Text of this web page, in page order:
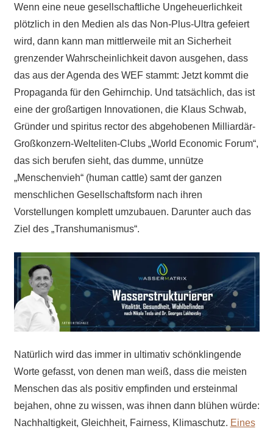
Wenn eine neue gesellschaftliche Ungeheuerlichkeit
plötzlich in den Medien als das Non-Plus-Ultra gefeiert
wird, dann kann man mittlerweile mit an Sicherheit
grenzender Wahrscheinlichkeit davon ausgehen, dass
das aus der Agenda des WEF stammt: Jetzt kommt die
Propaganda für den Gehirnchip. Und tatsächlich, das ist
eine der großartigen Innovationen, die Klaus Schwab,
Gründer und spiritus rector des abgehobenen Milliardär-
Großkonzern-Welteliten-Clubs „World Economic Forum“,
das sich berufen sieht, das dumme, unnütze
„Menschenvieh“ (human cattle) samt der ganzen
menschlichen Gesellschaftsform nach ihren
Vorstellungen komplett umzubauen. Darunter auch das
Ziel des „Transhumanismus“.
Natürlich wird das immer in ultimativ schönklingende
Worte gefasst, von denen man weiß, dass die meisten
Menschen das als positiv empfinden und ersteinmal
bejahen, ohne zu wissen, was ihnen dann blühen würde:
Nachhaltigkeit, Gleichheit, Fairness, Klimaschutz. Eines